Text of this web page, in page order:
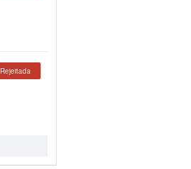
Rejeitada